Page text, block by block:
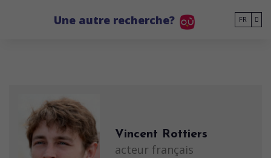
Une autre recherche? FR
Vincent Rottiers
acteur français